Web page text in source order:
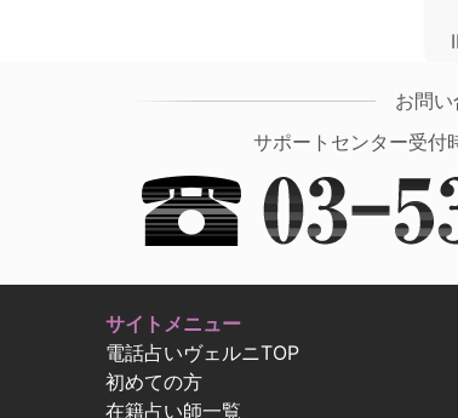
お問
サポートセンター受付
サイトメニュー
電話占いヴェルニTOP
初めての方
在籍占い師一覧